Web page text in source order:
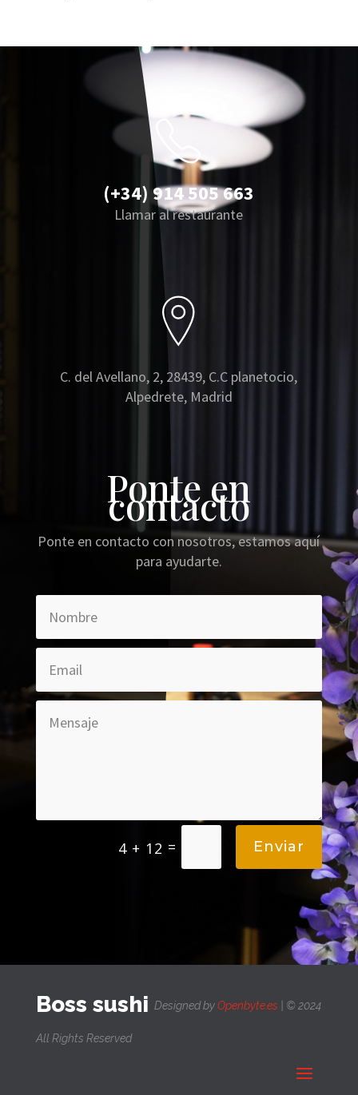
(+34) 914 505 663
Llamar al restaurante
C. del Avellano, 2, 28439, C.C planetocio,
Alpedrete, Madrid
Ponte en
contacto
Ponte en contacto con nosotros, estamos aquí
para ayudarte.
4 + 12 = Enviar
Boss sushi Designed byOpenbyte.es | © 2024
All Rights Reserved